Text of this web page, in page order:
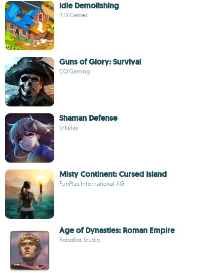
Idle Demolishing
R.D Games
Guns of Glory: Survival
CQ Gaming
Shaman Defense
tnkplay
Misty Continent: Cursed Island
FunPlus International AG
Age of Dynasties: Roman Empire
RoboBot Studio